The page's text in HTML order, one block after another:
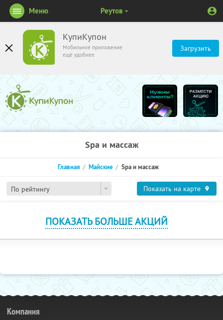
КупиКупон
Мобильное приложение
ещё удобнее
Загрузить
Меню Реутов
Spa и массаж
По рейтингу
Главная Майские Spa и массаж
Показать на карте
ПОКАЗАТЬ БОЛЬШЕ АКЦИЙ
Компания